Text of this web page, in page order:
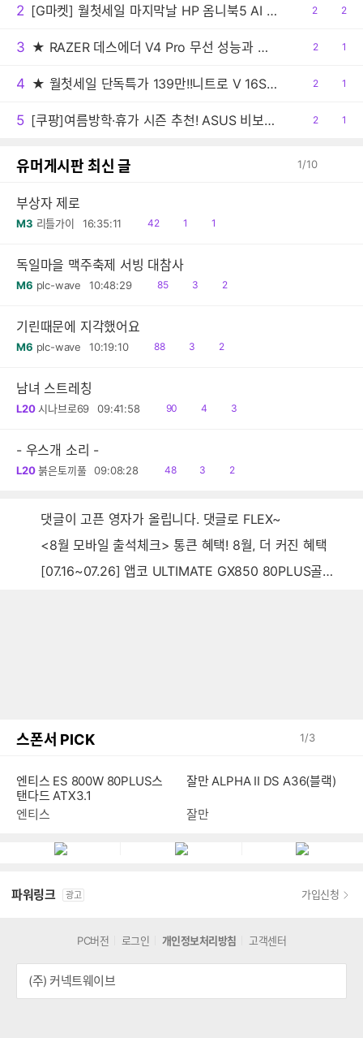
2 [G마켓] 월첫세일 마지막날 HP 옴니북5 AI 노트북 16-af1087TU 최종 149만원대!
공
2
댓
2
3 ★ RAZER 데스에더 V4 Pro 무선 성능과 초정밀 센서로 경쟁력 강화시킨 e스포츠 게이밍 마우스!!
공
2
댓1
4 ★ 월첫세일 단독특가 139만!!니트로 V 16S AI 게이밍노트북 R7 260 RTX5060 512GB / 16GB
공
2
댓1
5 [쿠팡]여름방학·휴가 시즌 추천! ASUS 비보북 16 특가
공
2
댓1
유머게시판 최신 글 1/10
부상자 제로
M3 리틀가이 16:35:11
읽
42
공1
댓1
독일마을 맥주축제 서빙 대참사
M6 plc-wave 10:48:29
읽
85
공
3
댓
2
기린때문에 지각했어요
M6 plc-wave 10:19:10
읽
88
공
3
댓
2
남녀 스트레칭
L20 시나브로69 09:41:58
읽
90
공
4
댓
3
- 우스개 소리 -
L20 붉은토끼풀 09:08:28
읽
48
공
3
댓
2
댓글이 고픈 영자가 올립니다. 댓글로 FLEX~
<8월 모바일 출석체크> 통큰 혜택! 8월, 더 커진 혜택
[07.16~07.26] 앱코 ULTIMATE GX850 80PLUS골드 풀모듈러 ATX3.0 블랙
스폰서 PICK 1/3
엔티스 ES 800W 80PLUS스
탠다드 ATX3.1
PC버전 로그인 개인정보처리방침 고객센터